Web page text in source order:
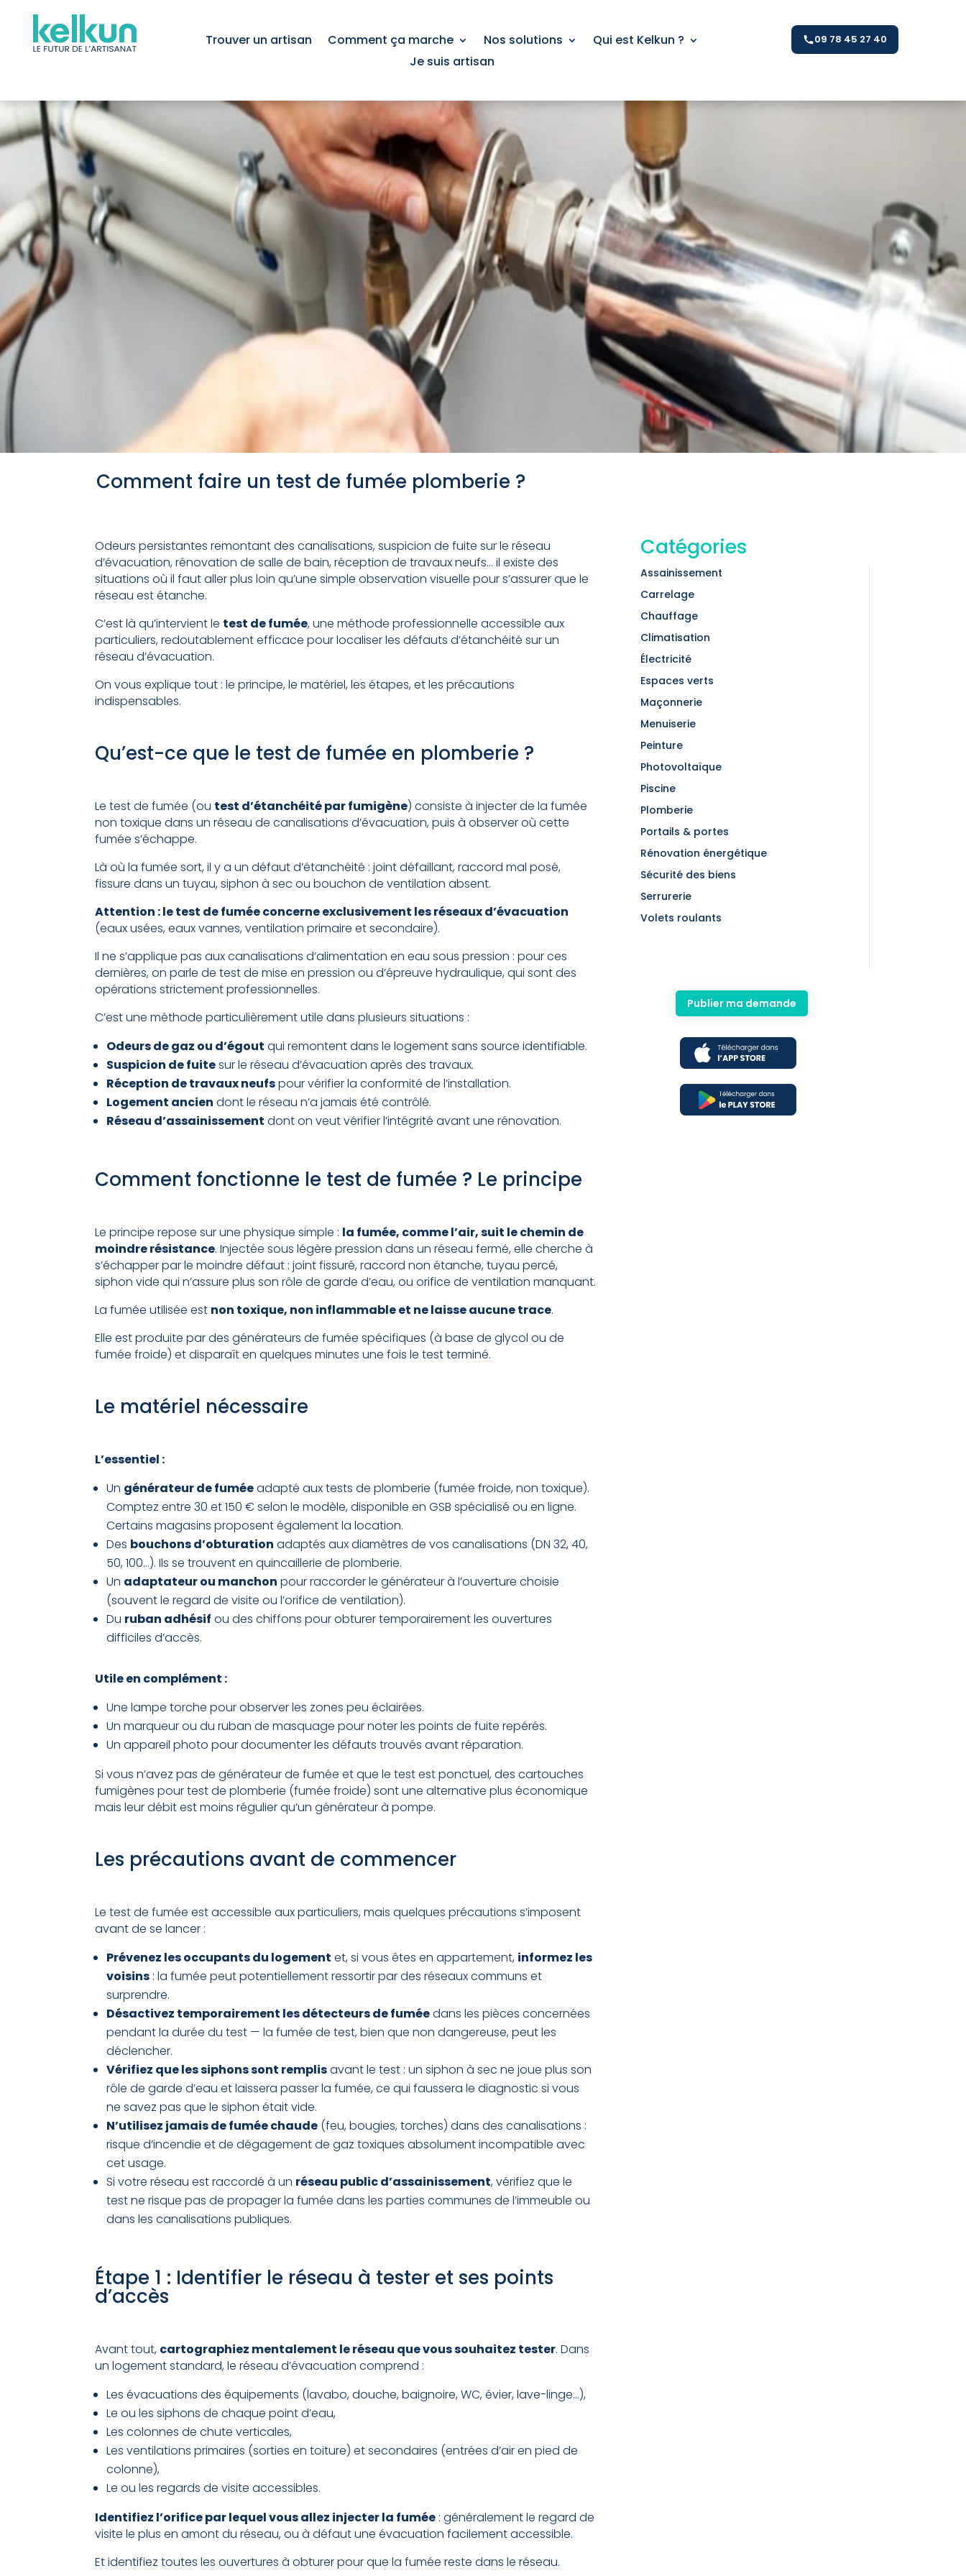
Trouver un artisan Comment ça marche Nos solutions
Qui est Kelkun ?
Je suis artisan
09 78 45 27 40
Comment faire un test de fumée plomberie ?
Odeurs persistantes remontant des canalisations, suspicion de fuite sur le réseau
d’évacuation, rénovation de salle de bain, réception de travaux neufs… il existe des
situations où il faut aller plus loin qu’une simple observation visuelle pour s’assurer que le
réseau est étanche.
C’est là qu’intervient le test de fumée, une méthode professionnelle accessible aux
particuliers, redoutablement efficace pour localiser les défauts d’étanchéité sur un
réseau d’évacuation.
On vous explique tout : le principe, le matériel, les étapes, et les précautions
indispensables.
Qu’est-ce que le test de fumée en plomberie ?
Le test de fumée (ou test d’étanchéité par fumigène) consiste à injecter de la fumée
non toxique dans un réseau de canalisations d’évacuation, puis à observer où cette
fumée s’échappe.
Là où la fumée sort, il y a un défaut d’étanchéité : joint défaillant, raccord mal posé,
fissure dans un tuyau, siphon à sec ou bouchon de ventilation absent.
Attention : le test de fumée concerne exclusivement les réseaux d’évacuation
(eaux usées, eaux vannes, ventilation primaire et secondaire).
Il ne s’applique pas aux canalisations d’alimentation en eau sous pression : pour ces
dernières, on parle de test de mise en pression ou d’épreuve hydraulique, qui sont des
opérations strictement professionnelles.
C’est une méthode particulièrement utile dans plusieurs situations :
Odeurs de gaz ou d’égout qui remontent dans le logement sans source identifiable.
Suspicion de fuitesur le réseau d’évacuation après des travaux.
Réception de travaux neufspour vérifier la conformité de l’installation.
Logement ancien dont le réseau n’a jamais été contrôlé.
Réseau d’assainissement dont on veut vérifier l’intégrité avant une rénovation.
Comment fonctionne le test de fumée ? Le principe
Le principe repose sur une physique simple : la fumée, comme l’air, suit le chemin de
moindre résistance. Injectée sous légère pression dans un réseau fermé, elle cherche à
s’échapper par le moindre défaut : joint fissuré, raccord non étanche, tuyau percé,
siphon vide qui n’assure plus son rôle de garde d’eau, ou orifice de ventilation manquant.
La fumée utilisée est non toxique, non inflammable et ne laisse aucune trace.
Elle est produite par des générateurs de fumée spécifiques (à base de glycol ou de
fumée froide) et disparaît en quelques minutes une fois le test terminé.
Le matériel nécessaire
L’essentiel :
Un générateur de fuméeadapté aux tests de plomberie (fumée froide, non toxique).
Comptez entre 30 et 150 € selon le modèle, disponible en GSB spécialisé ou en ligne.
Certains magasins proposent également la location.
Des bouchons d’obturation adaptés aux diamètres de vos canalisations (DN 32, 40,
50, 100…). Ils se trouvent en quincaillerie de plomberie.
Un adaptateur ou manchon pour raccorder le générateur à l’ouverture choisie
(souvent le regard de visite ou l’orifice de ventilation).
Du ruban adhésif ou des chiffons pour obturer temporairement les ouvertures
difficiles d’accès.
Utile en complément :
Une lampe torche pour observer les zones peu éclairées.
Un marqueur ou du ruban de masquage pour noter les points de fuite repérés.
Un appareil photo pour documenter les défauts trouvés avant réparation.
Si vous n’avez pas de générateur de fumée et que le test est ponctuel, des cartouches
fumigènes pour test de plomberie (fumée froide) sont une alternative plus économique
mais leur débit est moins régulier qu’un générateur à pompe.
Les précautions avant de commencer
Le test de fumée est accessible aux particuliers, mais quelques précautions s’imposent
avant de se lancer :
Prévenez les occupants du logement et, si vous êtes en appartement, informez les
voisins : la fumée peut potentiellement ressortir par des réseaux communs et
surprendre.
Désactivez temporairement les détecteurs de fuméedans les pièces concernées
pendant la durée du test — la fumée de test, bien que non dangereuse, peut les
déclencher.
Vérifiez que les siphons sont remplisavant le test : un siphon à sec ne joue plus son
rôle de garde d’eau et laissera passer la fumée, ce qui faussera le diagnostic si vous
ne savez pas que le siphon était vide.
N’utilisez jamais de fumée chaude (feu, bougies, torches) dans des canalisations :
risque d’incendie et de dégagement de gaz toxiques absolument incompatible avec
cet usage.
Si votre réseau est raccordé à un réseau public d’assainissement, vérifiez que le
test ne risque pas de propager la fumée dans les parties communes de l’immeuble ou
dans les canalisations publiques.
Étape 1 : Identifier le réseau à tester et ses points
d’accès
Avant tout, cartographiez mentalement le réseau que vous souhaitez tester. Dans
un logement standard, le réseau d’évacuation comprend :
Les évacuations des équipements (lavabo, douche, baignoire, WC, évier, lave-linge…),
Le ou les siphons de chaque point d’eau,
Les colonnes de chute verticales,
Les ventilations primaires (sorties en toiture) et secondaires (entrées d’air en pied de
colonne),
Le ou les regards de visite accessibles.
Identifiez l’orifice par lequel vous allez injecter la fumée : généralement le regard de
visite le plus en amont du réseau, ou à défaut une évacuation facilement accessible.
Et identifiez toutes les ouvertures à obturer pour que la fumée reste dans le réseau.
Catégories
Assainissement
Carrelage
Chauffage
Climatisation
Électricité
Espaces verts
Maçonnerie
Menuiserie
Peinture
Photovoltaïque
Piscine
Plomberie
Portails & portes
Rénovation énergétique
Sécurité des biens
Serrurerie
Volets roulants
Publier ma demande